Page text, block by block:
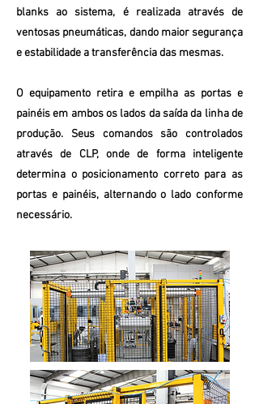
blanks ao sistema, é realizada através de
ventosas pneumáticas, dando maior segurança
e estabilidade a transferência das mesmas.
O equipamento retira e empilha as portas e
painéis em ambos os lados da saída da linha de
produção. Seus comandos são controlados
através de CLP, onde de forma inteligente
determina o posicionamento correto para as
portas e painéis, alternando o lado conforme
necessário.